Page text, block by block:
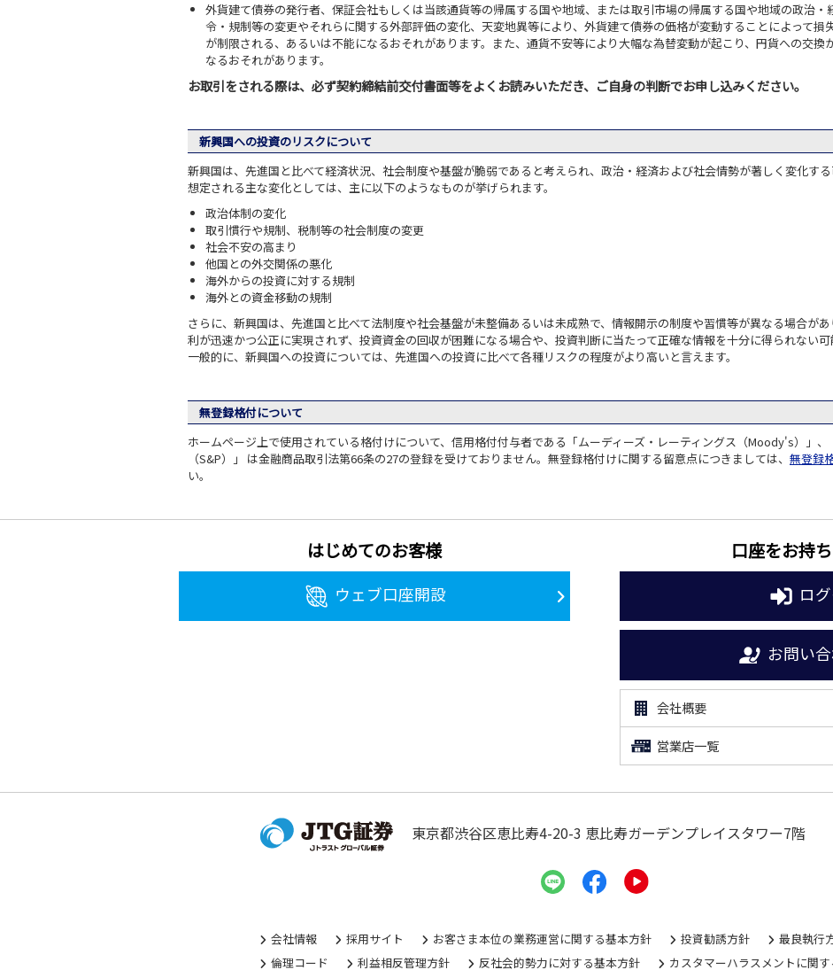
外貨建て債券の発行者、保証会社もしくは当該通貨等の帰属する国や地域、または取引市場の帰属する国や地域の政治
令・規制等の変更やそれらに関する外部評価の変化、天変地異等により、外貨建て債券の価格が変動することによって損
が制限される、あるいは不能になるおそれがあります。また、通貨不安等により大幅な為替変動が起こり、円貨への交換
なるおそれがあります。
お取引をされる際は、必ず契約締結前交付書面等をよくお読みいただき、ご自身の判断でお申し込みください。
新興国への投資のリスクについて
新興国は、先進国と比べて経済状況、社会制度や基盤が脆弱であると考えられ、政治・経済および社会情勢が著しく変化する
想定される主な変化としては、主に以下のようなものが挙げられます。
政治体制の変化
取引慣行や規制、税制等の社会制度の変更
社会不安の高まり
他国との外交関係の悪化
海外からの投資に対する規制
海外との資金移動の規制
さらに、新興国は、先進国と比べて法制度や社会基盤が未整備あるいは未成熟で、情報開示の制度や習慣等が異なる場合が
利が迅速かつ公正に実現されず、投資資金の回収が困難になる場合や、投資判断に当たって正確な情報を十分に得られない可
一般的に、新興国への投資については、先進国への投資に比べて各種リスクの程度がより高いと言えます。
無登録格付について
ホームページ上で使用されている格付けについて、信用格付付与者である「ムーディーズ・レーティングス（Moody's）」
（S&P）」 は金融商品取引法第66条の27の登録を受けておりません。無登録格付けに関する留意点につきましては、 無登録
い。
はじめてのお客様
ウェブ口座開設
口座をお持
ロ
お問い
会社概要
営業店一覧
東京都渋谷区恵比寿4-20-3 恵比寿ガーデンプレイスタワー7階
会社情報 採用サイト お客さま本位の業務運営に関する基本方針 投資勧誘方針
最良執行
倫理コード
利益相反管理方針 反社会的勢力に対する基本方針 カスタマーハラスメントに関